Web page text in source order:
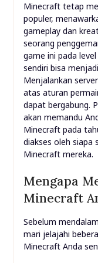
Minecraft tetap
populer,
gameplay dan
seorang
game ini pada
sendiri bisa
Menjalankan
atas aturan
dapat bergabung.
akan memandu
Minecraft pada
diakses oleh siapa
Minecraft mereka.
Mengapa
Minecraft
Sebelum
mari jelajahi
Minecraft Anda